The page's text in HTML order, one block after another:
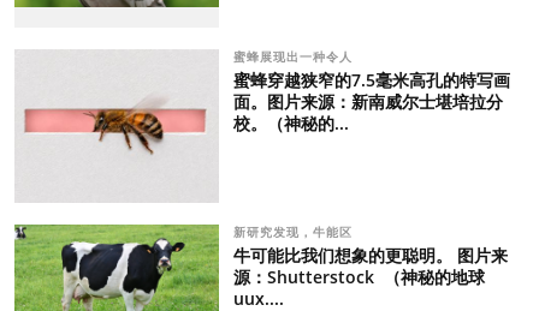
蜜蜂展现出一种令人
蜜蜂穿越狭窄的7.5毫米高孔的特写画
面。图片来源：新南威尔士堪培拉分
校。（神秘的...
新研究发现，牛能区
牛可能比我们想象的更聪明。 图片来
源：Shutterstock （神秘的地球
uux....